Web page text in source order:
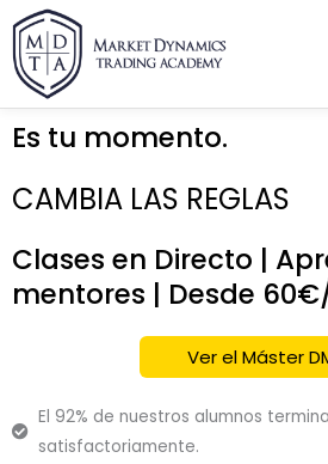
contenido
Es tu momento.
CAMBIA LAS REGLAS
Clases en Directo |
mentores | Desde
Ver el Máster
El 92% de nuestros alumnos
satisfactoriamente.